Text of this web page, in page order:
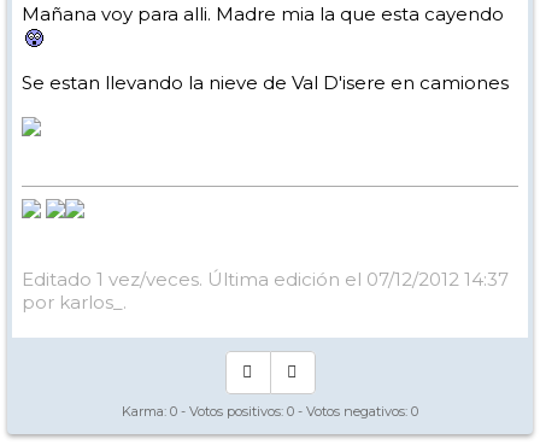
Mañana voy para alli. Madre mia la que esta cayendo
Se estan llevando la nieve de Val D'isere en camiones
Editado 1 vez/veces. Última edición el 07/12/2012 14:37
por karlos_.
Karma: 0 - Votos positivos: 0 - Votos negativos: 0